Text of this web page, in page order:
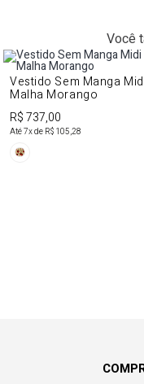
Você
Vestido Sem Manga
Malha Morango
R$ 737,00
Até7x de R$ 105,28